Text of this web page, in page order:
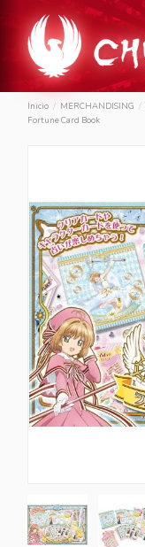
Inicio MERCHANDISING
Fortune Card Book